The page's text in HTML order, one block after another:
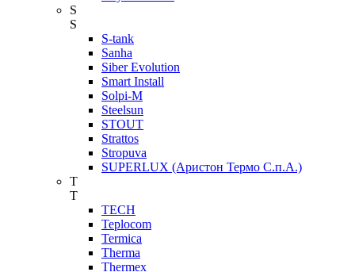
S
S
S-tank
Sanha
Siber Evolution
Smart Install
Solpi-M
Steelsun
STOUT
Strattos
Stropuva
SUPERLUX (Аристон Термо С.п.А.)
T
T
TECH
Teplocom
Termica
Therma
Thermex